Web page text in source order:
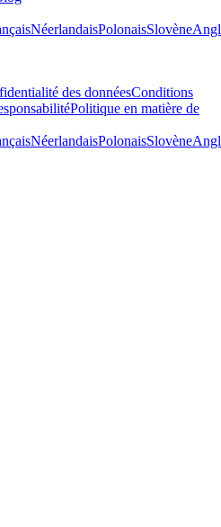
NéerlandaisPolonaisSlovène
des donnéesConditions
Politique en matière de
NéerlandaisPolonaisSlovène